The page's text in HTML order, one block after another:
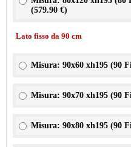
(579.90 €)
Lato fisso da 90 cm
Misura: 90x60 xh195 (90
Misura: 90x70 xh195 (90
Misura: 90x80 xh195 (90